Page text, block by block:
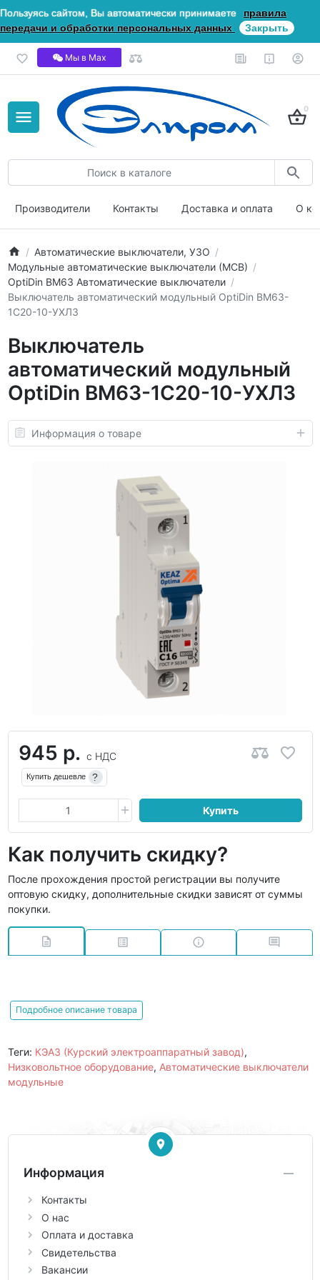
Пользуясь сайтом, Вы автоматически принимаете
правила
передачи и обработки персональных данных
Закрыть
Мы в Мах
0
Производители Контакты Доставка и оплата О
Автоматические выключатели, УЗО
Модульные автоматические выключатели (МСВ)
OptiDin ВМ63 Автоматические выключатели
Выключатель автоматический модульный OptiDin BM63-
1C20-10-УХЛ3
Выключатель
автоматический модульный
OptiDin BM63-1C20-10-УХЛ3
Информация о товаре
945 р. с НДС
Купить дешевле ?
Купить
Как получить скидку?
После прохождения простой регистрации вы получите
оптовую скидку, дополнительные скидки зависят от суммы
покупки.
Подробное описание товара
Теги: КЭАЗ (Курский электроаппаратный завод),
Низковольтное оборудование, Автоматические выключатели
модульные
Информация
Контакты
О нас
Оплата и доставка
Свидетельства
Вакансии